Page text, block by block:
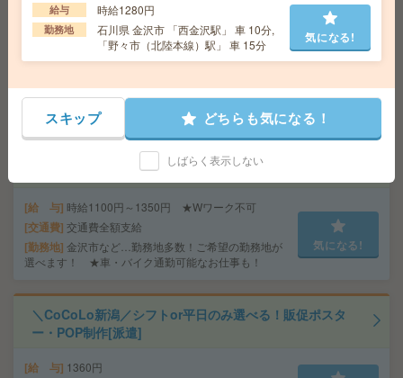
17時15分まで＊証明書発行など＊4名の大募集[派遣]
時給1400円～1450円＋交 【月収例】232,7
50円～ ■給与の前払いが可能な速払いサービスあり
勤務地 長野県長野市 篠ノ井線 長野駅徒歩15分
お菓子の箱詰めなど、体に負担ナシ＆かんたん軽作業が
給 与 時給1100円～1350円 ★Wワーク不可
交通費 交通費全額支給
勤務地 金沢市など…勤務地多数！ご希望の勤務地が
選べます！ ★車・バイク通勤可能なお仕事も！
気になる!
＼CoCoLo新潟／シフトor平日のみ選べる！販促ポスタ
ー・POP制作[派遣]
給 与 1360円
給与 時給1280円
勤務地
石川県 金沢市 「西金沢駅」 車 10分,
「野々市（北陸本線）駅」 車 15分
気になる!
スキップ どちらも気になる！
しばらく表示しない